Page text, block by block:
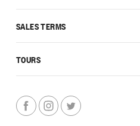
SALES TERMS
TOURS